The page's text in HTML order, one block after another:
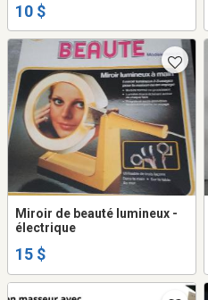
10 $
Miroir de beauté lumineux -
électrique
15 $